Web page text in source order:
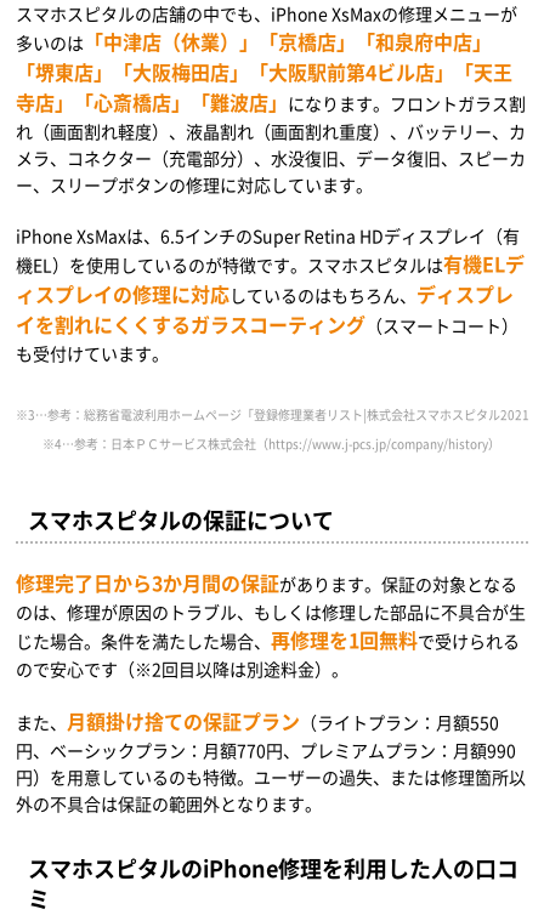
スマホスピタルの店舗の中でも、iPhone XsMaxの修理メニューが
多いのは 「中津店（休業）」「京橋店」「和泉府中店」
「堺東店」「大阪梅田店」「大阪駅前第4ビル店」「天王
寺店」「心斎橋店」「難波店」 になります。フロントガラス割
れ（画面割れ軽度）、液晶割れ（画面割れ重度）、バッテリー、カ
メラ、コネクター（充電部分）、水没復旧、データ復旧、スピーカ
ー、スリープボタンの修理に対応しています。
iPhone XsMaxは、6.5インチのSuper Retina HDディスプレイ（有
機EL）を使用しているのが特徴です。スマホスピタルは有機ELデ
ィスプレイの修理に対応しているのはもちろん、 ディスプレ
イを割れにくくするガラスコーティング （スマートコート）
も受付けています。
※3…参考：総務省電波利用ホームページ「登録修理業者リスト|株式会社スマホスピタル
※4…参考：日本ＰＣサービス株式会社（https://www.j-pcs.jp/company/history）
スマホスピタルの保証について
修理完了日から3か月間の保証があります。保証の対象となる
のは、修理が原因のトラブル、もしくは修理した部品に不具合が生
じた場合。条件を満たした場合、再修理を1回無料で受けられる
ので安心です（※2回目以降は別途料金）。
また、 月額掛け捨ての保証プラン （ライトプラン：月額550
円、ベーシックプラン：月額770円、プレミアムプラン：月額990
円）を用意しているのも特徴。ユーザーの過失、または修理箇所以
外の不具合は保証の範囲外となります。
スマホスピタルのiPhone修理を利用した人の口コ
ミ